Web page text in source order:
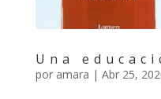
Una
por amara | Abr 25,